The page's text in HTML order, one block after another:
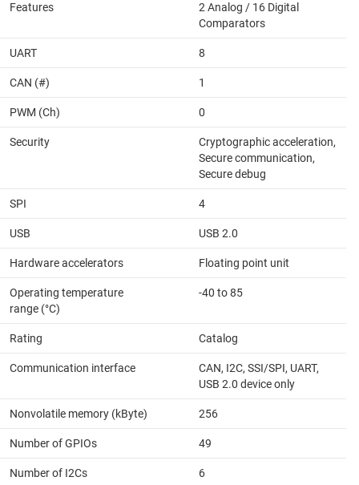
Features
2 Analog / 16 Digital
Comparators
UART 8
CAN (#) 1
PWM (Ch) 0
Security
Cryptographic acceleration,
Secure communication,
Secure debug
SPI 4
USB USB 2.0
Hardware accelerators Floating point unit
Operating temperature
range (°C)
-40 to 85
Rating Catalog
Communication interface
CAN, I2C, SSI/SPI, UART,
USB 2.0 device only
Nonvolatile memory (kByte) 256
Number of GPIOs 49
Number of I2Cs 6